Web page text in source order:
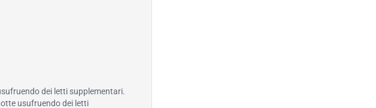
dei letti supplementari.
usufruendo dei letti